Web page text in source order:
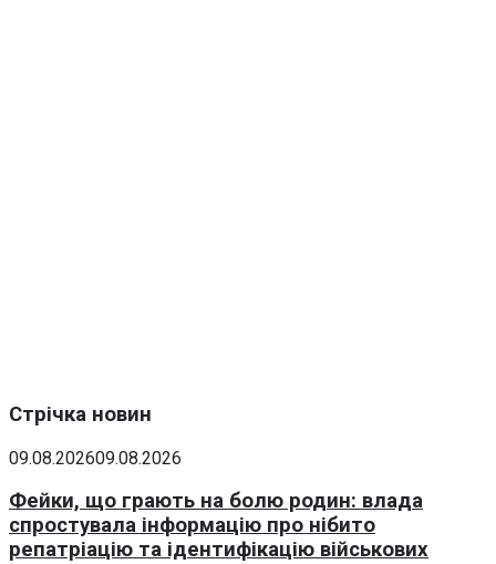
Стрічка новин
09.08.202609.08.2026
Фейки, що грають на болю родин: влада
спростувала інформацію про нібито
репатріацію та ідентифікацію військових